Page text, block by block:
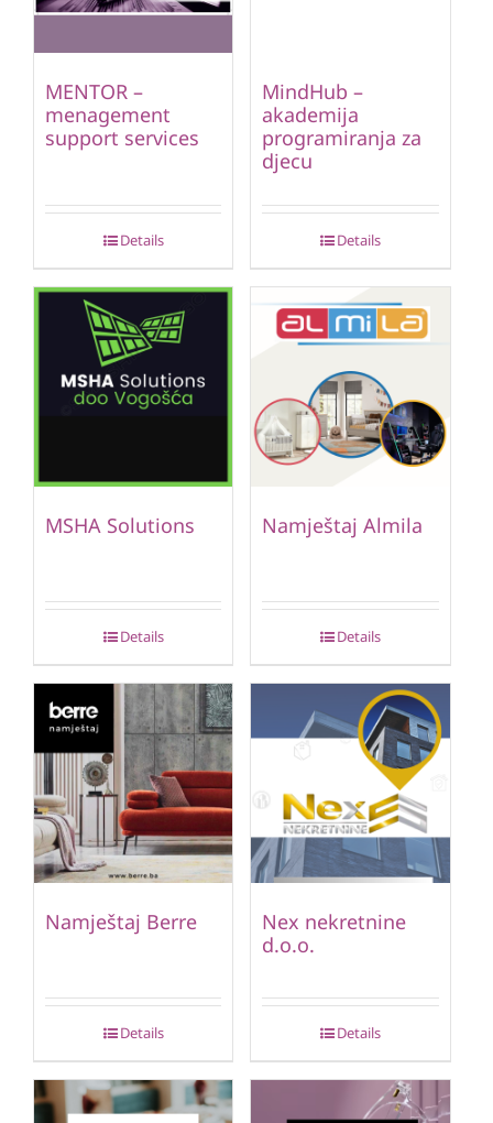
MENTOR –
menagement
support services
Details
MindHub –
akademija
programiranja za
djecu
Details
MSHA Solutions
Details
Namještaj Almila
Details
Namještaj Berre
Details
Nex nekretnine
d.o.o.
Details